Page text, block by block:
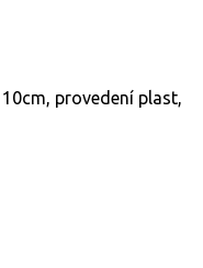
provedení plast,